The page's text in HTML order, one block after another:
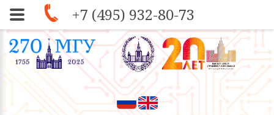
Skip to navigation
移至主內容
+7 (495) 932-80-73